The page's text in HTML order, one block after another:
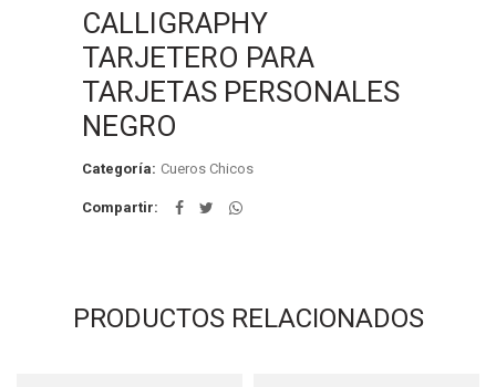
CALLIGRAPHY
TARJETERO PARA
TARJETAS PERSONALES
NEGRO
Categoría: Cueros Chicos
Compartir
PRODUCTOS RELACIONADOS